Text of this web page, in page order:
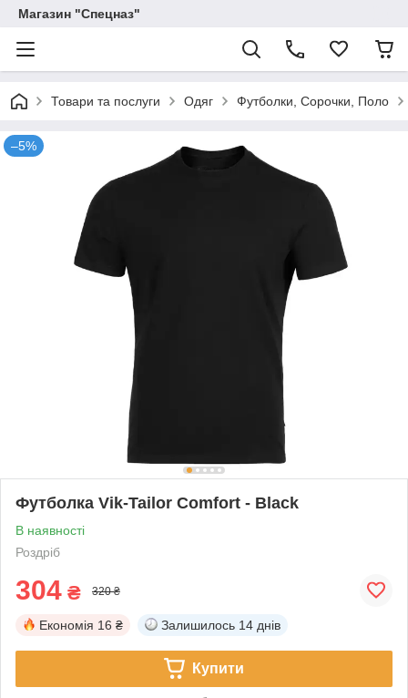
Магазин "Спецназ"
Товари та послуги Одяг Футболки, Сорочки, Поло
–5%
Футболка Vik-Tailor Comfort - Black
В наявності
Роздріб
304 ₴ 320 ₴
Економія 16 ₴ Залишилось 14 днів
Купити